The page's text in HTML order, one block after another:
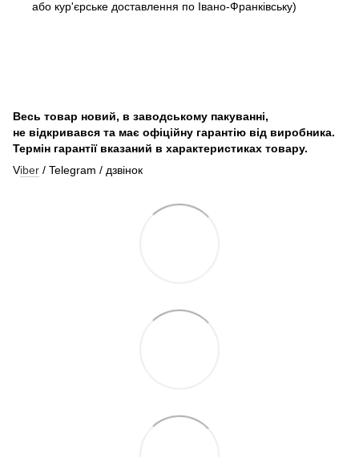
або кур'єрське доставлення по Івано-Франківську)
Весь товар новий, в заводському пакуванні,
не відкривався та має офіційну гарантію від виробника.
Термін гарантії вказаний в характеристиках товару.
Viber / Telegram / дзвінок